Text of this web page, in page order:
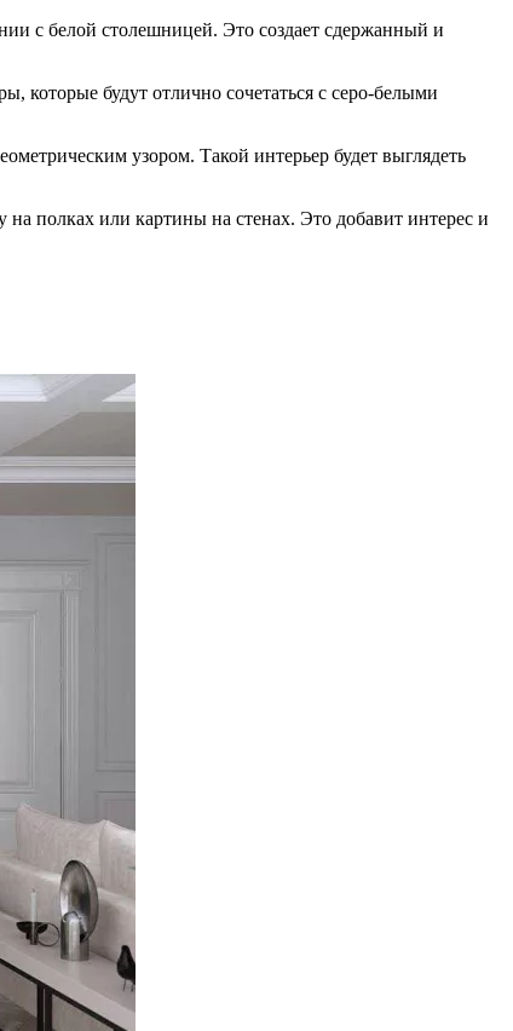
с белой столешницей. Это создает сдержанный и
которые будут отлично сочетаться с серо-белыми
узором. Такой интерьер будет выглядеть
полках или картины на стенах. Это добавит интерес и